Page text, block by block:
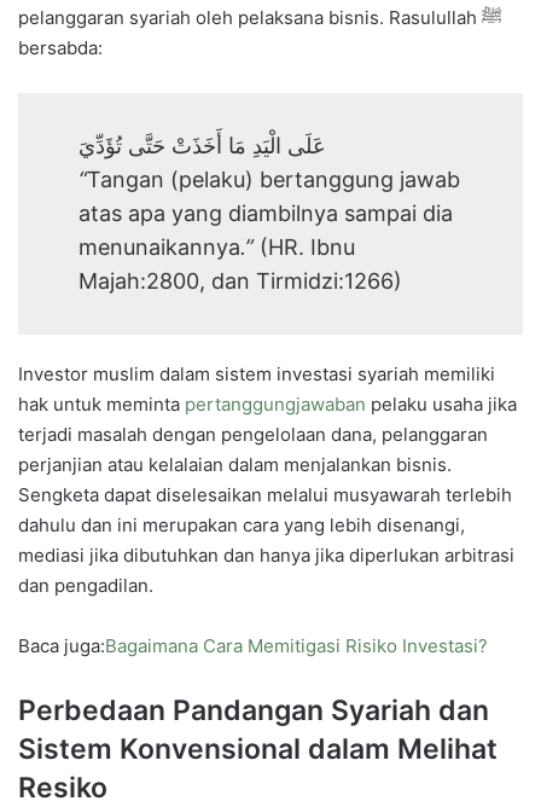
pelanggaran syariah oleh pelaksana bisnis. Rasulullah ﷺ
bersabda:
عَلَى الْيَدِ مَا أَخَذَتْ حَتَّى تُؤَدِّيَ
“Tangan (pelaku) bertanggung jawab
atas apa yang diambilnya sampai dia
menunaikannya.”(HR. Ibnu
Majah:2800, dan Tirmidzi:1266)
Investor muslim dalam sistem investasi syariah memiliki
hak untuk meminta pertanggungjawaban pelaku usaha jika
terjadi masalah dengan pengelolaan dana, pelanggaran
perjanjian atau kelalaian dalam menjalankan bisnis.
Sengketa dapat diselesaikan melalui musyawarah terlebih
dahulu dan ini merupakan cara yang lebih disenangi,
mediasi jika dibutuhkan dan hanya jika diperlukan arbitrasi
dan pengadilan.
Baca juga:Bagaimana Cara Memitigasi Risiko Investasi?
Perbedaan Pandangan Syariah dan
Sistem Konvensional dalam Melihat
Resiko